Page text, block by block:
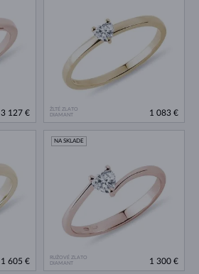
3 127 €
ŽLTÉ ZLATO
DIAMANT
1 083 €
1 605 €
RUŽOVÉ ZLATO
DIAMANT
NA SKLADE
1 300 €